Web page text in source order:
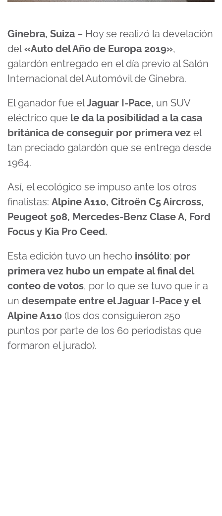
Ginebra, Suiza – Hoy se realizó la develación
del «Auto del Año de Europa 2019»,
galardón entregado en el día previo al Salón
Internacional del Automóvil de Ginebra.
El ganador fue elJaguar I-Pace, un SUV
eléctrico que le da la posibilidad a la casa
británica de conseguir por primera vez el
tan preciado galardón que se entrega desde
1964.
Así, el ecológico se impuso ante los otros
finalistas: Alpine A110, Citroën C5 Aircross,
Peugeot 508, Mercedes-Benz Clase A, Ford
Focus y Kia Pro Ceed.
Esta edición tuvo un hecho insólito: por
primera vez hubo un empate al final del
conteo de votos, por lo que se tuvo que ir a
un desempate entre el Jaguar I-Pace y el
Alpine A110 (los dos consiguieron 250
puntos por parte de los 60 periodistas que
formaron el jurado).